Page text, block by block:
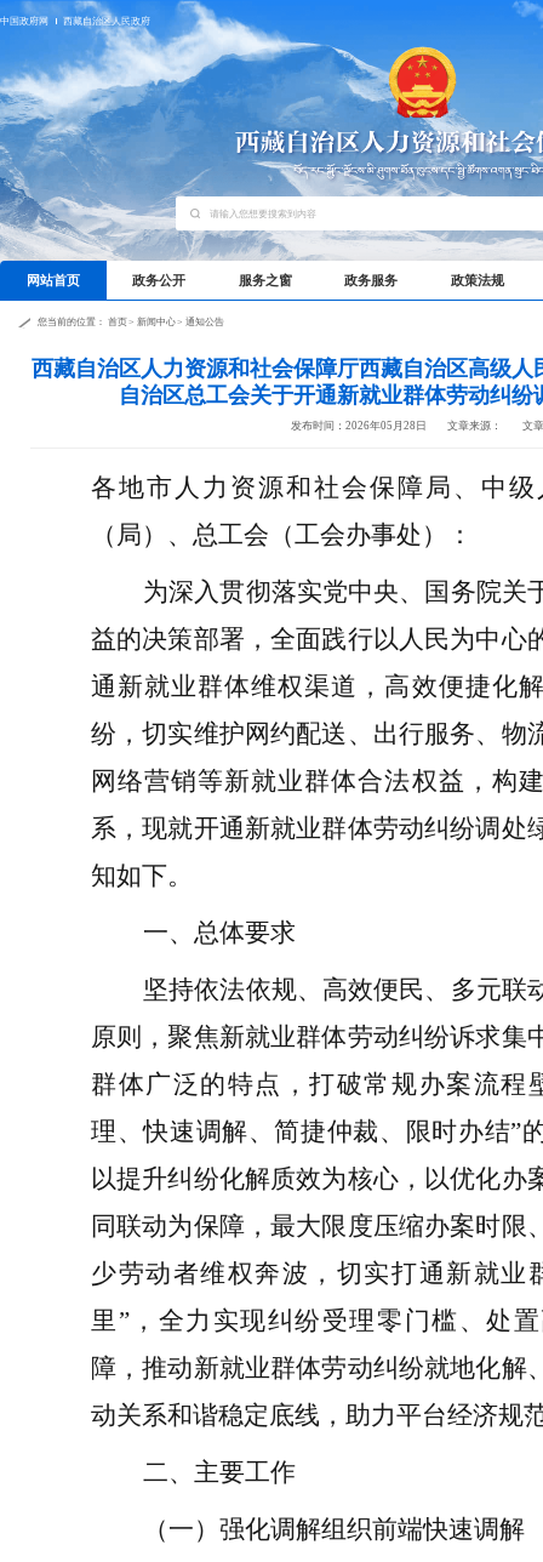
中国政府网 西藏自治区人民政府
网站首页 政务公开 服务之窗 政务服务 政策法规
您当前的位置： 首页> 新闻中心> 通知公告
西藏自治区人力资源和社会保障厅西藏自治区高级
自治区总工会关于开通新就业群体劳动纠纷
发布时间：2026年05月28日 文章来源： 文
各地市人力资源和社会保障局、 中级
（局） 、总工会 （工会办事处）
：
为深入贯彻落实党中央、国务院关
益的决策部署，全面践行以人民为中心
通新就业群体维权渠道， 高效便捷化
纷，切实维护网约配送、出行服务、物
网络营销等新就业群体合法权益，构
系，现就开通新就业群体劳动纠纷调处
知如下。
一、总体要求
坚持依法依规、高效便民、多元联
原则，聚焦新就业群体劳动纠纷诉求集
群体广泛的特点，打破常规办案流程
理、快速调解、简捷仲裁、限时办结”
以提升纠纷化解质效为核心，以优化办
同联动为保障，最大限度压缩办案时限
少劳动者维权奔波，切实打通 新就业
里 ”， 全力实现纠纷受理零门槛、处
障，推动新就业群体劳动纠纷就地化解
动关系和谐稳定底线，助力平台经济规
二、主要工作
（一）强化调解组织前端快速调解